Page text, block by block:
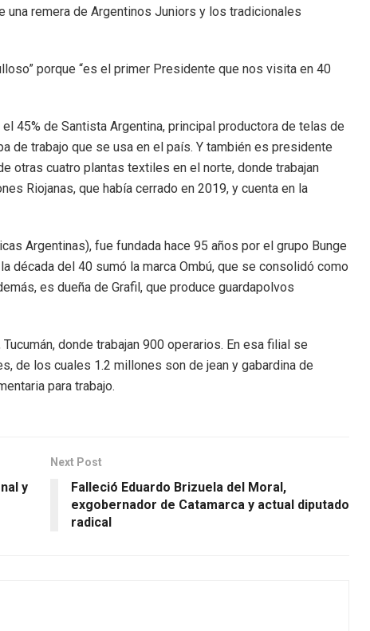
remera de Argentinos Juniors y los tradicionales
porque “es el primer Presidente que nos visita en 40
45% de Santista Argentina, principal productora de telas de
de trabajo que se usa en el país. Y también es presidente
otras cuatro plantas textiles en el norte, donde trabajan
Riojanas, que había cerrado en 2019, y cuenta en la
Argentinas), fue fundada hace 95 años por el grupo Bunge
década del 40 sumó la marca Ombú, que se consolidó como
es dueña de Grafil, que produce guardapolvos
donde trabajan 900 operarios. En esa filial se
de los cuales 1.2 millones son de jean y gabardina de
para trabajo.
y
Next Post
Falleció Eduardo Brizuela del Moral,
exgobernador de Catamarca y actual diputado
radical